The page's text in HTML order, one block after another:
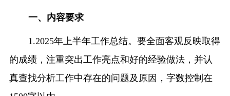
一、内容要求
1.2025年上半年工作总结。要全面客观反映取得
的成绩，注重突出工作亮点和好的经验做法，并认
真查找分析工作中存在的问题及原因，字数控制在